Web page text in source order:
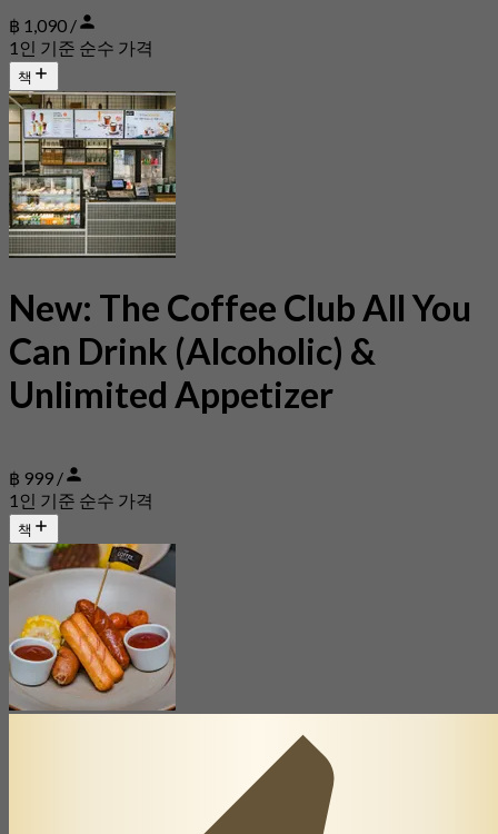
฿ 1,090 /
1인 기준 순수 가격
책
New: The Coffee Club All You
Can Drink (Alcoholic) &
Unlimited Appetizer
฿ 999 /
1인 기준 순수 가격
책